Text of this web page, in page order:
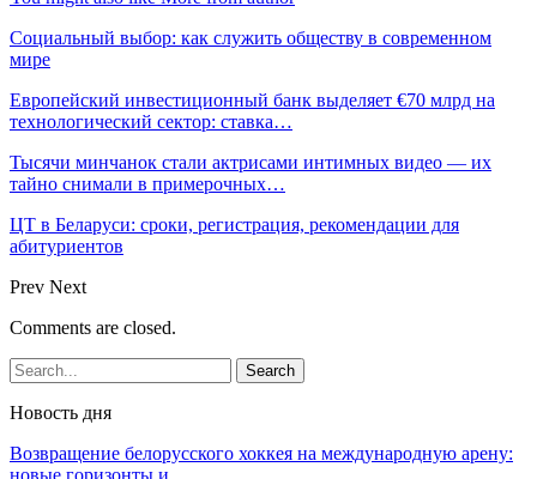
Социальный выбор: как служить обществу в современном
мире
Европейский инвестиционный банк выделяет €70 млрд на
технологический сектор: ставка…
Тысячи минчанок стали актрисами интимных видео — их
тайно снимали в примерочных…
ЦТ в Беларуси: сроки, регистрация, рекомендации для
абитуриентов
Prev Next
Comments are closed.
Новость дня
Возвращение белорусского хоккея на международную арену:
новые горизонты и…